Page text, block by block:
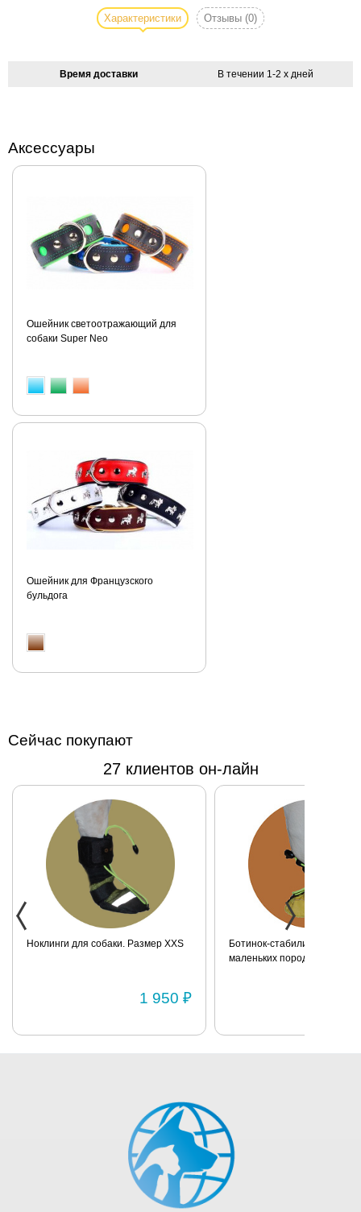
липучках, без
наилучшего
прилегания
Таблица
размеров
Характеристики Отзывы (0)
Время доставки В течении 1-2 х дней
Аксессуары
Ошейник светоотражающий для
собаки Super Neo
Ошейник для Французского
бульдога
Сейчас покупают
27 клиентов он-лайн
Ботинок-стабилизатор для собак
1 700 ₽
Утяжелитель для
собак. Размер XS